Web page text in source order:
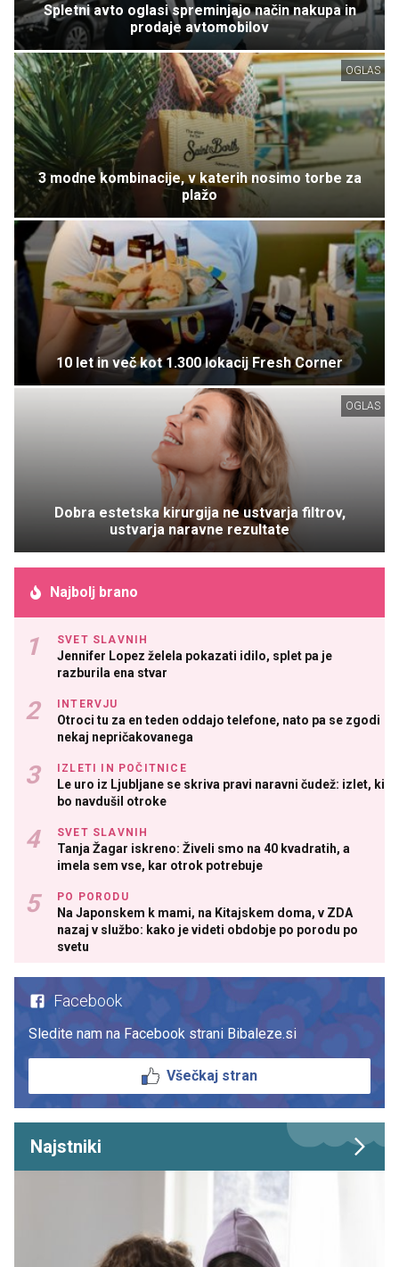
Spletni avto oglasi spreminjajo način nakupa in
prodaje avtomobilov
OGLAS
3 modne kombinacije, v katerih nosimo torbe za
plažo
10 let in več kot 1.300 lokacij Fresh Corner
OGLAS
Dobra estetska kirurgija ne ustvarja filtrov,
ustvarja naravne rezultate
Najbolj brano
SVET SLAVNIH
Jennifer Lopez želela pokazati idilo, splet pa je
razburila ena stvar
INTERVJU
Otroci tu za en teden oddajo telefone, nato pa se zgodi
nekaj nepričakovanega
IZLETI IN POČITNICE
Le uro iz Ljubljane se skriva pravi naravni čudež: izlet, ki
bo navdušil otroke
SVET SLAVNIH
Tanja Žagar iskreno: Živeli smo na 40 kvadratih, a
imela sem vse, kar otrok potrebuje
PO PORODU
Na Japonskem k mami, na Kitajskem doma, v ZDA
nazaj v službo: kako je videti obdobje po porodu po
svetu
Facebook
Sledite nam na Facebook strani Bibaleze.si
Všečkaj stran
Najstniki